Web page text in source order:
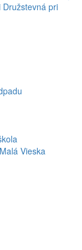
Družstevná pri
Vieska